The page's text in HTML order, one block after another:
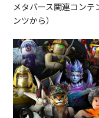
メタバース関連コン
ンツから）